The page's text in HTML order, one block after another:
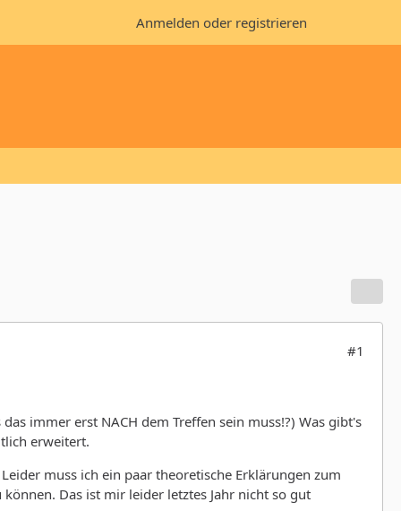
Anmelden oder registrieren
#1
immer erst NACH dem Treffen sein muss!?) Was gibt's
erweitert.
muss ich ein paar theoretische Erklärungen zum
Das ist mir leider letztes Jahr nicht so gut